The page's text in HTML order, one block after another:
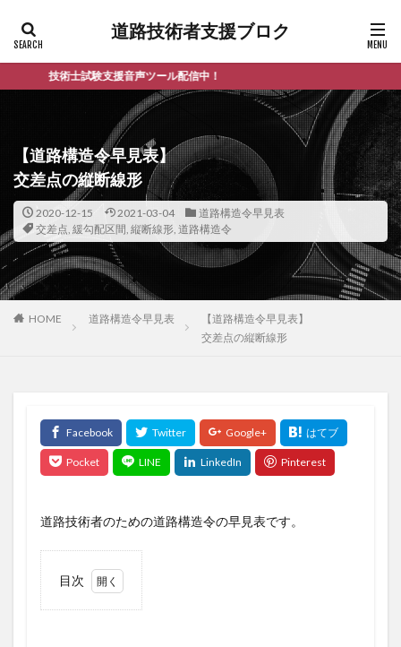
道路技術者支援ブロク
技術士試験支援音声ツール配信中！
【道路構造令早見表】
交差点の縦断線形
2020-12-15 2021-03-04
道路構造令早見表
交差点, 緩勾配区間, 縦断線形, 道路構造令
HOME 道路構造令早見表
【道路構造令早見表】
交差点の縦断線形
道路技術者のための道路構造令の早見表です。
目次